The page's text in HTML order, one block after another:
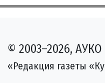
© 2003–2026, АУКО
«Редакция газеты